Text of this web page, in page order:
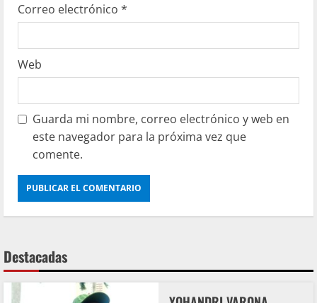
Correo electrónico *
Web
Guarda mi nombre, correo electrónico y web en
este navegador para la próxima vez que
comente.
Destacadas